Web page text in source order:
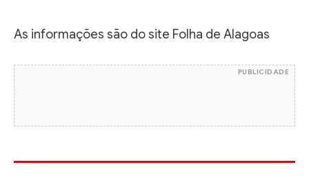
As informações são do site Folha de Alagoas
PUBLICIDADE